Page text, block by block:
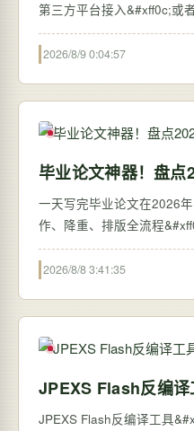
第三方平台接入&#xff0c;或
2026/8/9 0:04:57
毕业论文神器！盘
一天写完毕业论文在2026
作、降重、排版全流程
2026/8/8 3:41:35
JPEXS Flash反编译
JPEXS Flash反编译工具